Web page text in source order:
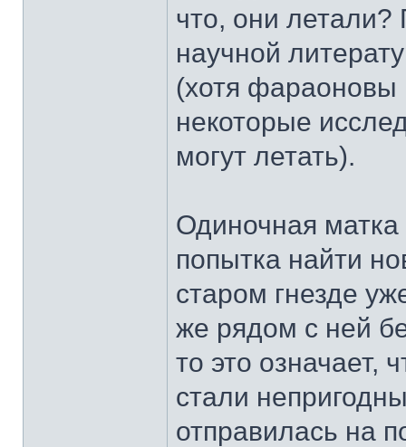
что, они
научной
(хотя
некоторые
могут летать).
Одиночная
попытка найти
старом гнезде
же рядом с ней
то это означает,
стали
отправилась на